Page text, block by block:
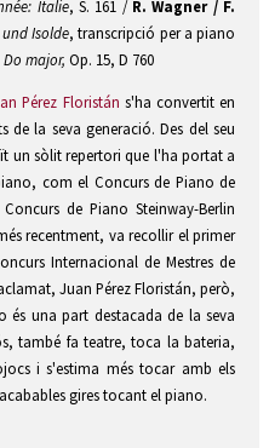
Italie, S. 161 / R. Wagner / F.
Isolde, transcripció per a piano
major, Op. 15, D 760
Pérez Floristán s'ha convertit en
de la seva generació. Des del seu
un sòlit repertori que l'ha portat a
com el Concurs de Piano de
de Piano Steinway-Berlin
recentment, va recollir el primer
Internacional de Mestres de
Juan Pérez Floristán, però,
una part destacada de la seva
també fa teatre, toca la bateria,
i s'estima més tocar amb els
gires tocant el piano.